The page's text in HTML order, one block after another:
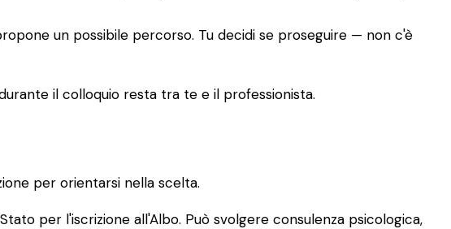
un possibile percorso. Tu decidi se proseguire — non c'è
il colloquio resta tra te e il professionista.
per orientarsi nella scelta.
per l'iscrizione all'Albo. Può svolgere consulenza psicologica,